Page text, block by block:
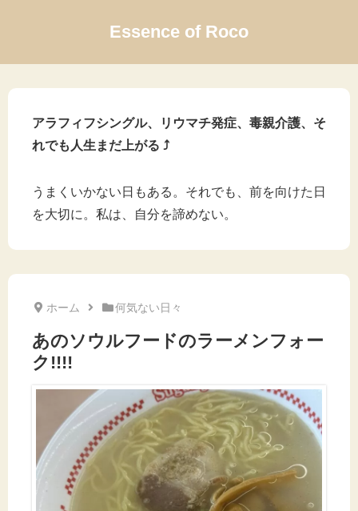
Essence of Roco
アラフィフシングル、リウマチ発症、毒親介護、そ
れでも人生まだ上がる ⤴
うまくいかない日もある。それでも、前を向けた日
を大切に。私は、自分を諦めない。
ホーム 何気ない日々
あのソウルフードのラーメンフォー
ク!!!!